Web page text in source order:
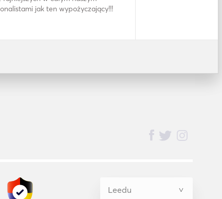
jak ten wypożyczający!!!